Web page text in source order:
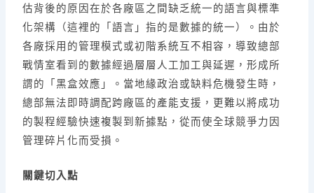
估背後的原因在於各廠區之間缺乏統一的語言與標準
化架構（這裡的「語言」指的是數據的統一）。由於
各廠採用的管理模式或初階系統互不相容，導致總部
戰情室看到的數據經過層層人工加工與延遲，形成所
謂的「黑盒效應」。當地緣政治或缺料危機發生時，
總部無法即時調配跨廠區的產能支援，更難以將成功
的製程經驗快速複製到新據點，從而使全球競爭力因
管理碎片化而受損。
關鍵切入點